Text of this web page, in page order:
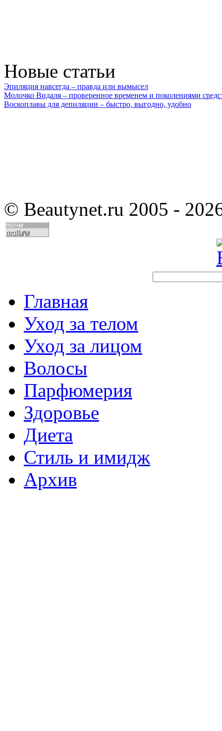
Новые статьи
Эпиляция навсегда – правда или вымысел
Молочко Видаля – проверенное временем и поколениями
Воскоплавы для депиляции – быстро, выгодно, удобно
© Beautynet.ru 2005 -
Главная
Уход за телом
Уход за лицом
Волосы
Парфюмерия
Здоровье
Диета
Стиль и имидж
Архив